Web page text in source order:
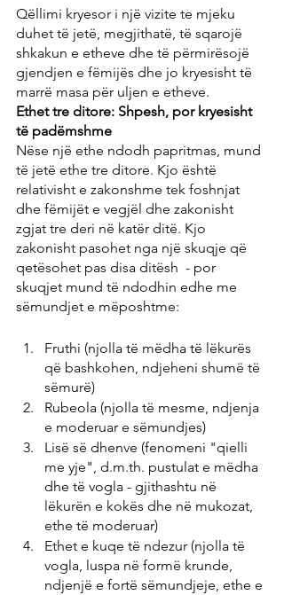
Qëllimi kryesor i një vizite te mjeku
duhet të jetë, megjithatë, të sqarojë
shkakun e etheve dhe të përmirësojë
gjendjen e fëmijës dhe jo kryesisht të
marrë masa për uljen e etheve.
Ethet tre ditore: Shpesh, por kryesisht
të padëmshme
Nëse një ethe ndodh papritmas, mund
të jetë ethe tre ditore. Kjo është
relativisht e zakonshme tek foshnjat
dhe fëmijët e vegjël dhe zakonisht
zgjat tre deri në katër ditë. Kjo
zakonisht pasohet nga një skuqje që
qetësohet pas disa ditësh  - por
skuqjet mund të ndodhin edhe me
sëmundjet e mëposhtme:
Fruthi (njolla të mëdha të lëkurës
që bashkohen, ndjeheni shumë të
sëmurë)
Rubeola (njolla të mesme, ndjenja
e moderuar e sëmundjes)
Lisë së dhenve (fenomeni "qielli
me yje", d.m.th. pustulat e mëdha
dhe të vogla - gjithashtu në
lëkurën e kokës dhe në mukozat,
ethe të moderuar)
Ethet e kuqe të ndezur (njolla të
vogla, luspa në formë krunde,
ndjenjë e fortë sëmundjeje, ethe e